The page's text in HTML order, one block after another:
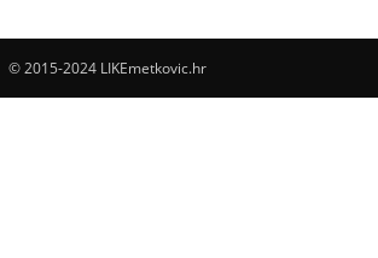
© 2015-2024 LIKEmetkovic.hr